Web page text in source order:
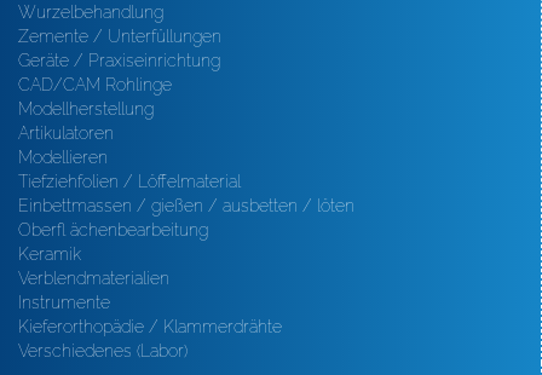
Wurzelbehandlung
Zemente / Unterfüllungen
Geräte / Praxiseinrichtung
CAD/CAM Rohlinge
Modellherstellung
Artikulatoren
Modellieren
Tiefziehfolien / Löffelmaterial
Einbettmassen / gießen / ausbetten / löten
Oberfl ächenbearbeitung
Keramik
Verblendmaterialien
Instrumente
Kieferorthopädie / Klammerdrähte
Verschiedenes (Labor)